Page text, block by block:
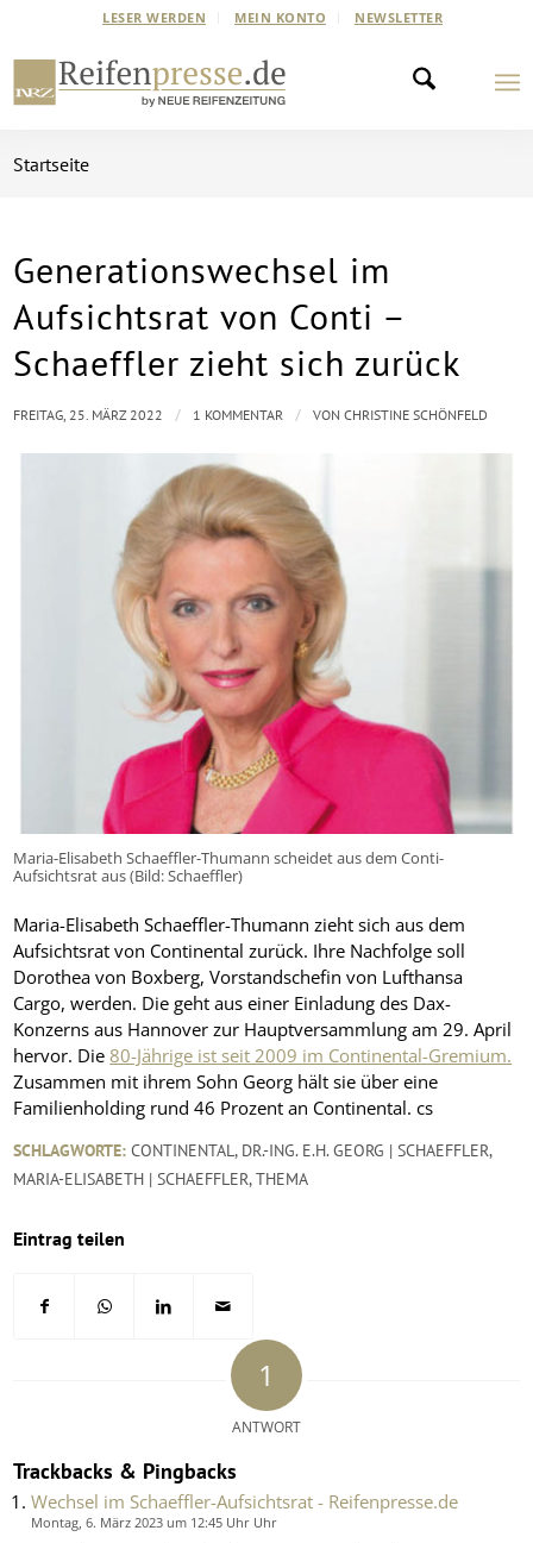
LESER WERDEN MEIN KONTO NEWSLETTER
Startseite
Generationswechsel im
Aufsichtsrat von Conti –
Schaeffler zieht sich zurück
Maria-Elisabeth Schaeffler-Thumann scheidet aus dem Conti-
Aufsichtsrat aus (Bild: Schaeffler)
Maria-Elisabeth Schaeffler-Thumann zieht sich aus dem
Aufsichtsrat von Continental zurück. Ihre Nachfolge soll
Dorothea von Boxberg, Vorstandschefin von Lufthansa
Cargo, werden. Die geht aus einer Einladung des Dax-
Konzerns aus Hannover zur Hauptversammlung am 29. April
hervor. Die80-Jährige ist seit 2009 im Continental-Gremium.
Zusammen mit ihrem Sohn Georg hält sie über eine
Familienholding rund 46 Prozent an Continental. cs
FREITAG, 25. MÄRZ 2022 / 1 KOMMENTAR / VONCHRISTINE SCHÖNFELD
SCHLAGWORTE: CONTINENTAL, DR.-ING. E.H. GEORG | SCHAEFFLER,
MARIA-ELISABETH | SCHAEFFLER,THEMA
Eintrag teilen
1
ANTWORT
Trackbacks & Pingbacks
Wechsel im Schaeffler-Aufsichtsrat - Reifenpresse.de
sagt:
Montag, 6. März 2023 um 12:45 Uhr Uhr